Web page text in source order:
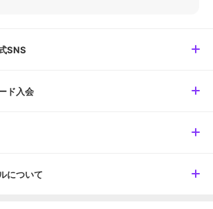
SNS
ド入会
について